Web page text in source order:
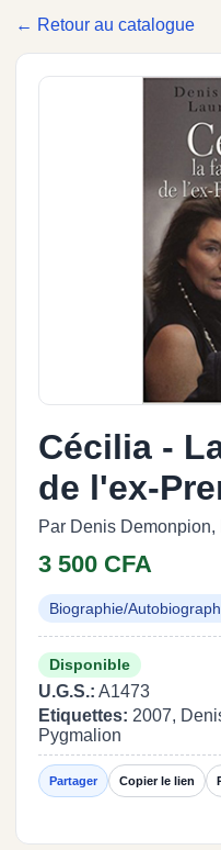
← Retour au catalogue
Cécilia -
de l'ex-
Par Denis Demonpion,
3 500 CFA
Biographie/
Disponible
U.G.S.: A1473
Etiquettes: 2007,
Pygmalion
Partager Copier le lien